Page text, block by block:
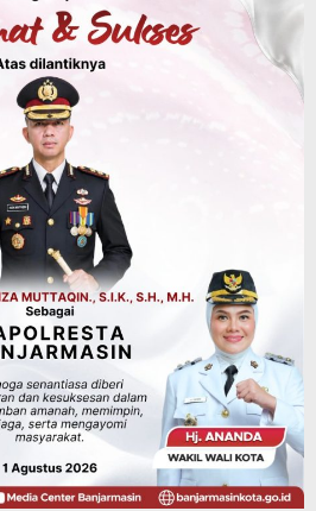
Balangan, Kapolres
Perkuat Koordinasi
5,5 Sungai Lulut
dan Amblas,
6 Ton Lebih Tak